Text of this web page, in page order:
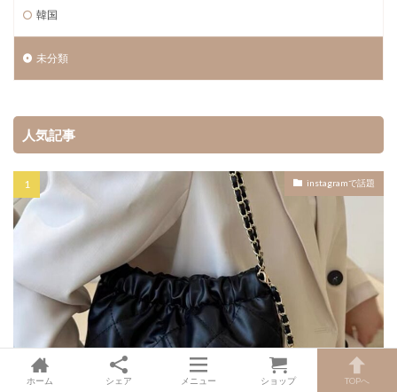
韓国
未分類
人気記事
instagramで話題
ホーム シェア メニュー ショップ TOPへ